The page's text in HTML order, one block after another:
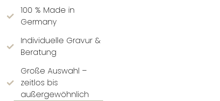
100 % Made in
Germany
Individuelle Gravur &
Beratung
Große Auswahl –
zeitlos bis
außergewöhnlich